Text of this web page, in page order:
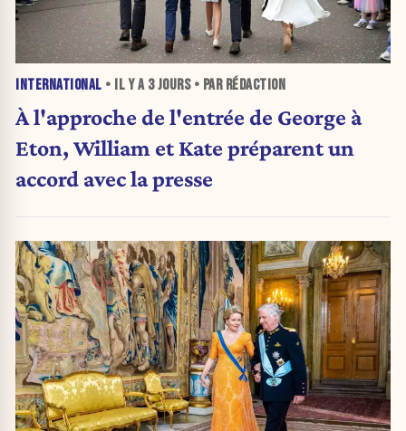
INTERNATIONAL • IL Y A 3 JOURS• PAR RÉDACTION
À l'approche de l'entrée de George à
Eton, William et Kate préparent un
accord avec la presse